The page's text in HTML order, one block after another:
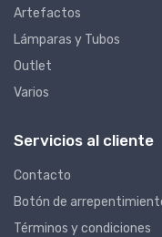
Artefactos
Lámparas y Tubos
Outlet
Varios
Servicios al cliente
Contacto
Botón de
Términos y condiciones